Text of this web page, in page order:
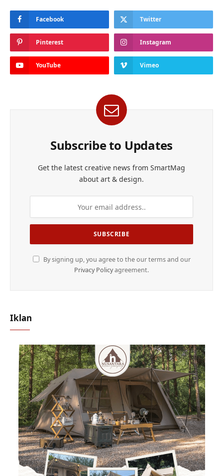
Facebook Twitter
Pinterest Instagram
YouTube Vimeo
Subscribe to Updates
Get the latest creative news from SmartMag
about art & design.
By signing up, you agree to the our terms and our
Privacy Policyagreement.
Iklan